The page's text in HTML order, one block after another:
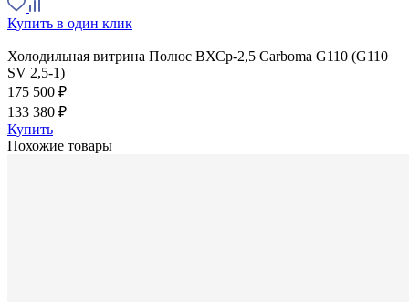
Купить в один клик
Холодильная витрина Полюс ВХСр-2,5 Сarboma G110 (G110
SV 2,5-1)
175 500 ₽
133 380 ₽
Купить
Похожие товары